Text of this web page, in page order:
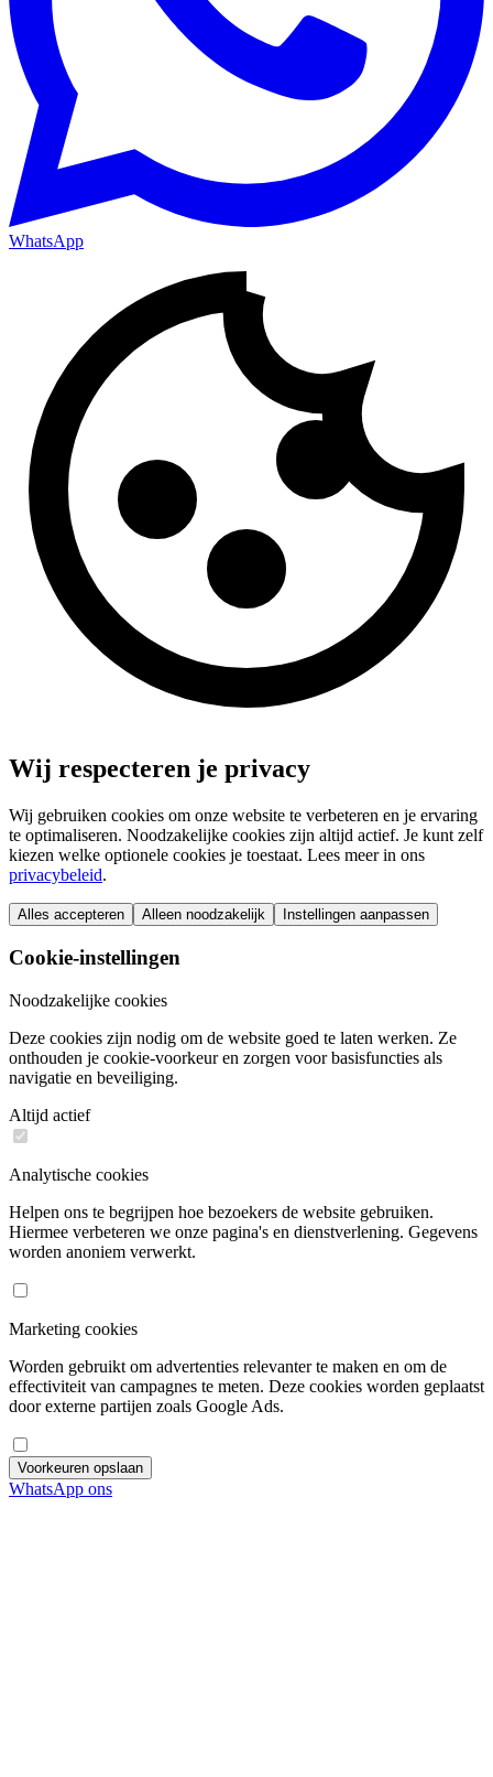
WhatsApp
Wij respecteren je privacy
Wij gebruiken cookies om onze website te verbeteren en je ervaring
te optimaliseren. Noodzakelijke cookies zijn altijd actief. Je kunt zelf
kiezen welke optionele cookies je toestaat. Lees meer in ons
privacybeleid.
Alles accepteren Alleen noodzakelijk Instellingen aanpassen
Cookie-instellingen
Noodzakelijke cookies
Deze cookies zijn nodig om de website goed te laten werken. Ze
onthouden je cookie-voorkeur en zorgen voor basisfuncties als
navigatie en beveiliging.
Altijd actief
Analytische cookies
Helpen ons te begrijpen hoe bezoekers de website gebruiken.
Hiermee verbeteren we onze pagina's en dienstverlening. Gegevens
worden anoniem verwerkt.
Marketing cookies
Worden gebruikt om advertenties relevanter te maken en om de
effectiviteit van campagnes te meten. Deze cookies worden geplaatst
door externe partijen zoals Google Ads.
Voorkeuren opslaan
WhatsApp ons